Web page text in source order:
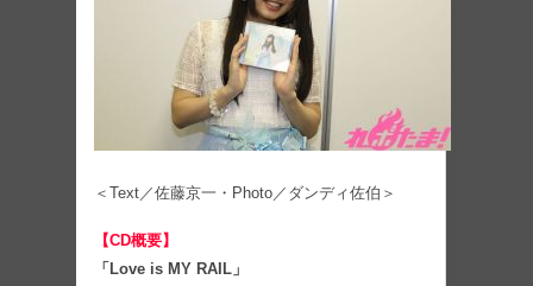
＜Text／佐藤京一・Photo／ダンディ佐伯＞
【CD概要】
「Love is MY RAIL」